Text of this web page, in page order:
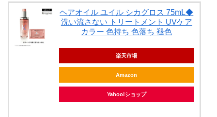
ヘアオイル ユイル シカグロス 75mL◆
洗い流さない トリートメント UVケア
カラー 色持ち 色落ち 褪色
楽天市場
Amazon
Yahoo!ショップ